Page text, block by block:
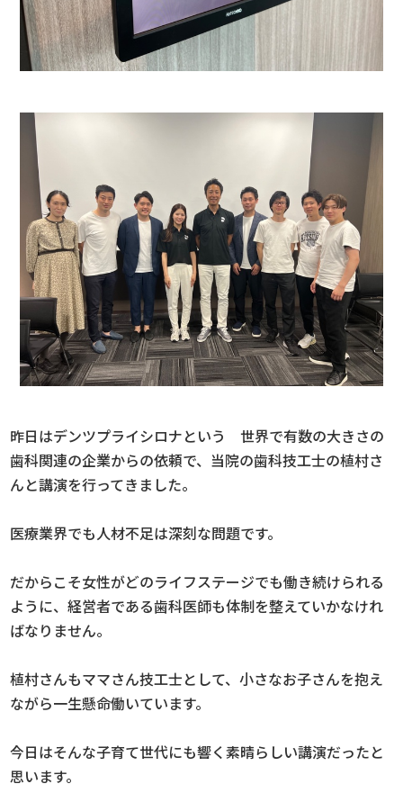
昨日はデンツプライシロナという 世界で有数の大きさの
歯科関連の企業からの依頼で、当院の歯科技工士の植村さ
んと講演を行ってきました。
医療業界でも人材不足は深刻な問題です。
だからこそ女性がどのライフステージでも働き続けられる
ように、経営者である歯科医師も体制を整えていかなけれ
ばなりません。
植村さんもママさん技工士として、小さなお子さんを抱え
ながら一生懸命働いています。
今日はそんな子育て世代にも響く素晴らしい講演だったと
思います。